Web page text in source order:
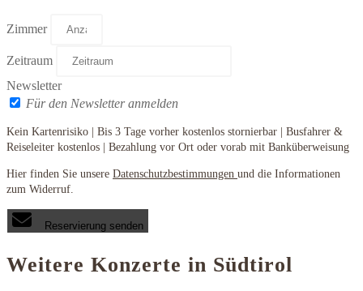
Zimmer
Zeitraum
Newsletter
Für den Newsletter anmelden
Kein Kartenrisiko | Bis 3 Tage vorher kostenlos stornierbar | Busfahrer &
Reiseleiter kostenlos | Bezahlung vor Ort oder vorab mit Banküberweisung
Hier finden Sie unsere Datenschutzbestimmungen und die Informationen
zum Widerruf.
Reservierung senden
Weitere Konzerte in Südtirol